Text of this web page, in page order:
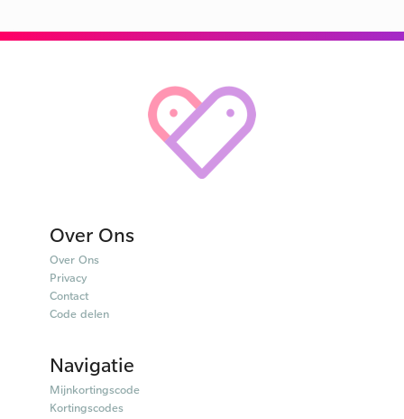
Over Ons
Over Ons
Privacy
Contact
Code delen
Navigatie
Mijnkortingscode
Kortingscodes